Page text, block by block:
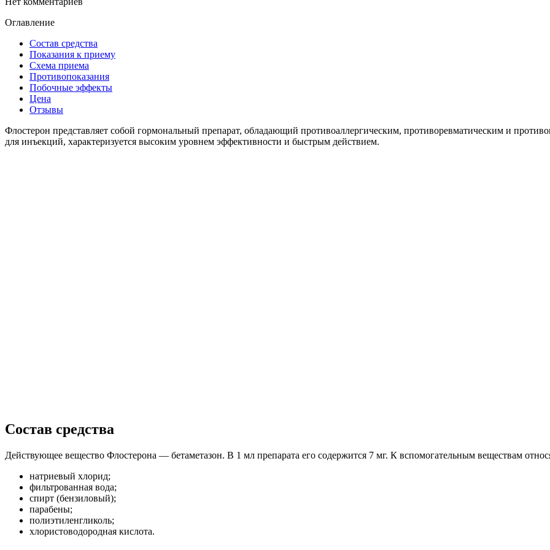
Оглавление
Состав средства
Показания к приему
Схема приема
Противопоказания
Побочные эффекты
Цена
Отзывы
Флостерон представляет собой гормональный препарат, обладающий противоаллергическим, противоревматическим и
для инъекций, характеризуется высоким уровнем эффективности и быстрым действием.
Состав средства
Действующее вещество Флостерона — бетаметазон. В 1 мл препарата его содержится 7 мг. К вспомогательным веществам
натриевый хлорид;
фильтрованная вода;
спирт (бензиловый);
парабены;
полиэтиленгликоль;
хлористоводородная кислота.